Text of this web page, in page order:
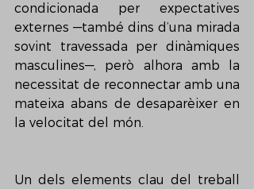
condicionada per expectatives
externes —també dins d’una mirada
sovint travessada per dinàmiques
masculines—, però alhora amb la
necessitat de reconnectar amb una
mateixa abans de desaparèixer en
la velocitat del món.
Un dels elements clau del treball